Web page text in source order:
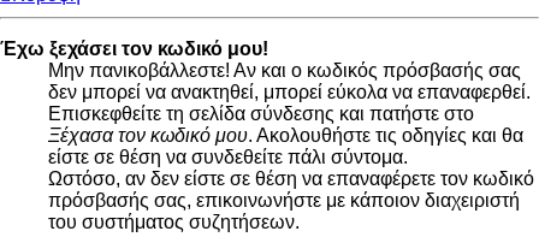
Έχω ξεχάσει τον κωδικό μου!
Μην πανικοβάλλεστε! Αν και ο κωδικός πρόσβασής σας
δεν μπορεί να ανακτηθεί, μπορεί εύκολα να επαναφερθεί.
Επισκεφθείτε τη σελίδα σύνδεσης και πατήστε στο
Ξέχασα τον κωδικό μου. Ακολουθήστε τις οδηγίες και θα
είστε σε θέση να συνδεθείτε πάλι σύντομα.
Ωστόσο, αν δεν είστε σε θέση να επαναφέρετε τον κωδικό
πρόσβασής σας, επικοινωνήστε με κάποιον διαχειριστή
του συστήματος συζητήσεων.